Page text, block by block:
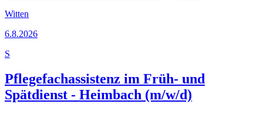
Witten
6.8.2026
S
Pflegefachassistenz im Früh- und
Spätdienst - Heimbach (m/w/d)